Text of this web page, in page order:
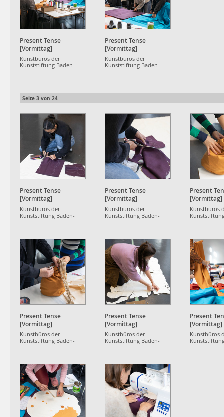
Present Tense
[Vormittag]
Kunstbüros der
Kunststiftung Baden-
Present Tense
[Vormittag]
Kunstbüros der
Kunststiftung Baden-
Seite 3 von 24
Present Tense
[Vormittag]
Kunstbüros der
Kunststiftung Baden-
Present Tense
[Vormittag]
Kunstbüros der
Kunststiftung Baden-
Present
[Vormittag]
Kunstbüros
Present Tense
[Vormittag]
Kunstbüros der
Kunststiftung Baden-
Present Tense
[Vormittag]
Kunstbüros der
Kunststiftung Baden-
Present
[Vormittag]
Kunstbüros